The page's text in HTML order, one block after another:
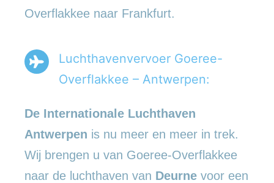
Overflakkee naar Frankfurt.
Luchthavenvervoer Goeree-
Overflakkee – Antwerpen:
De Internationale Luchthaven
Antwerpen is nu meer en meer in trek.
Wij brengen u van Goeree-Overflakkee
naar de luchthaven van Deurne voor een